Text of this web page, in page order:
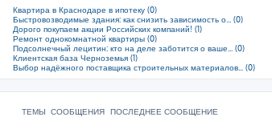
Квартира в Краснодаре в ипотеку (0)
Быстровозводимые здания: как снизить зависимость о... (0)
Дорого покупаем акции Российских компаний! (1)
Ремонт однокомнатной квартиры (0)
Подсолнечный лецитин: кто на деле заботится о ваше... (0)
Клиентская база Черноземья (1)
Выбор надёжного поставщика строительных материалов... (0)
ТЕМЫ СООБЩЕНИЯ ПОСЛЕДНЕЕ СООБЩЕНИЕ